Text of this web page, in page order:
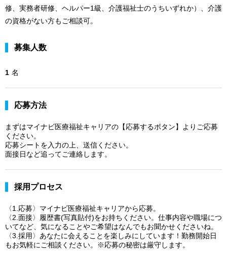
修、実務者研修、ヘルパー1級、介護福祉士のうちいずれか）、介護
の資格がない方もご相談可。
募集人数
1 名
応募方法
まずはマイナビ医療福祉キャリアの【応募するボタン】よりご応募
ください。
応募シートを入力の上、送信ください。
面接日など追ってご連絡します。
採用プロセス
〈1.応募〉マイナビ医療福祉キャリアから応募。
〈2.面接〉履歴書(写真貼付)をお持ちください。仕事内容や職場につ
いてなど、気になることやご希望はなんでもお聞かせくださいね。
〈3.採用〉あなたに会えることを楽しみにしています！勤務開始日
もお気軽にご相談ください。※応募の秘密は厳守します。